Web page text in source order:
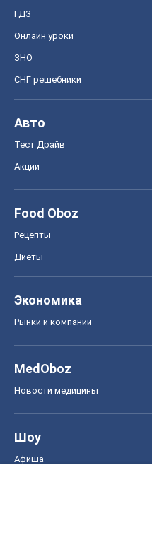
ГДЗ
Онлайн уроки
ЗНО
СНГ решебники
Авто
Тест Драйв
Акции
Food Oboz
Рецепты
Диеты
Экономика
Рынки и компании
MedOboz
Новости медицины
Шоу
Афиша